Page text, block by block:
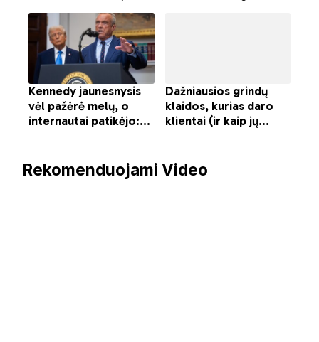
Rekomenduojami Video